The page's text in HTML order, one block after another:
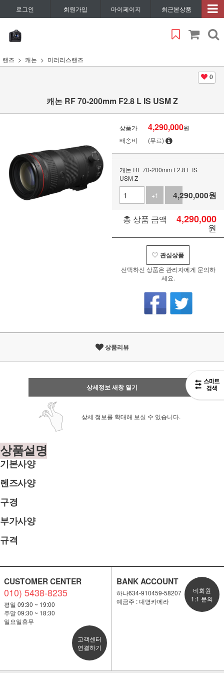
로그인 회원가입 마이페이지 최근본상품
랜즈 캐논 미러리스랜즈
0
캐논 RF 70-200mm F2.8 L IS USM Z
상품가 4,290,000원
배송비
(무료)
캐논 RF 70-200mm F2.8 L IS
USM Z
+1
-14,290,000원
총 상품 금액 4,290,000
원
관심상품
선택하신 상품은 관리자에게 문의하
세요.
상품리뷰
상세정보 새창 열기
상세 정보를 확대해 보실 수 있습니다.
상품설명
기본사양
렌즈사양
구경
부가사양
규격
CUSTOMER CENTER
010) 5438-8235
평일 09:30 ~ 19:00
주말 09:30 ~ 18:30
일요일휴무
고객센터
연결하기
BANK ACCOUNT
하나634-910459-58207
예금주 : 대명카메라
비회원
1:1 문의